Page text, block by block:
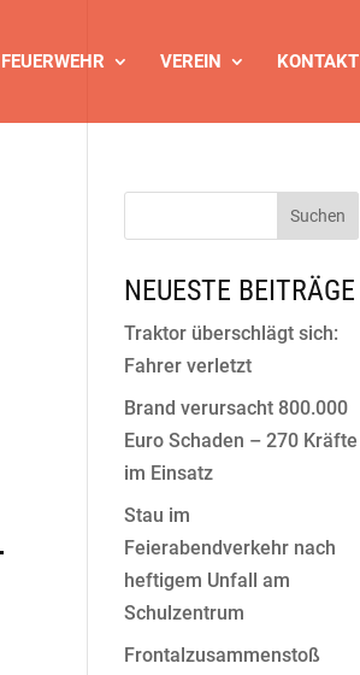
FEUERWEHR VEREIN KONTAKT
NEUESTE BEITRÄGE
Traktor überschlägt sich:
Fahrer verletzt
Brand verursacht 800.000
Euro Schaden – 270 Kräfte
im Einsatz
Stau im
Feierabendverkehr nach
heftigem Unfall am
Schulzentrum
Frontalzusammenstoß